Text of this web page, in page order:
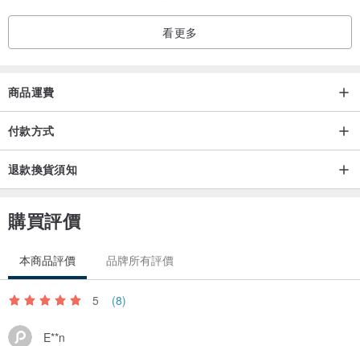
看更多
商品運費
付款方式
退款換貨須知
購買評價
本商品評價 品牌所有評價
5 (8)
E**n